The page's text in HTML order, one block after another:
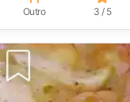
Outro 3 / 5